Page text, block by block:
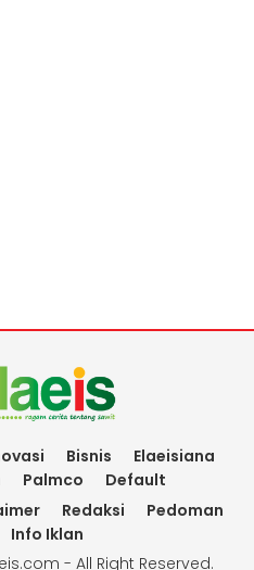
Bisnis
Elaeisiana
Palmco
Default
Redaksi
Pedoman
Info Iklan
- All Right Reserved.